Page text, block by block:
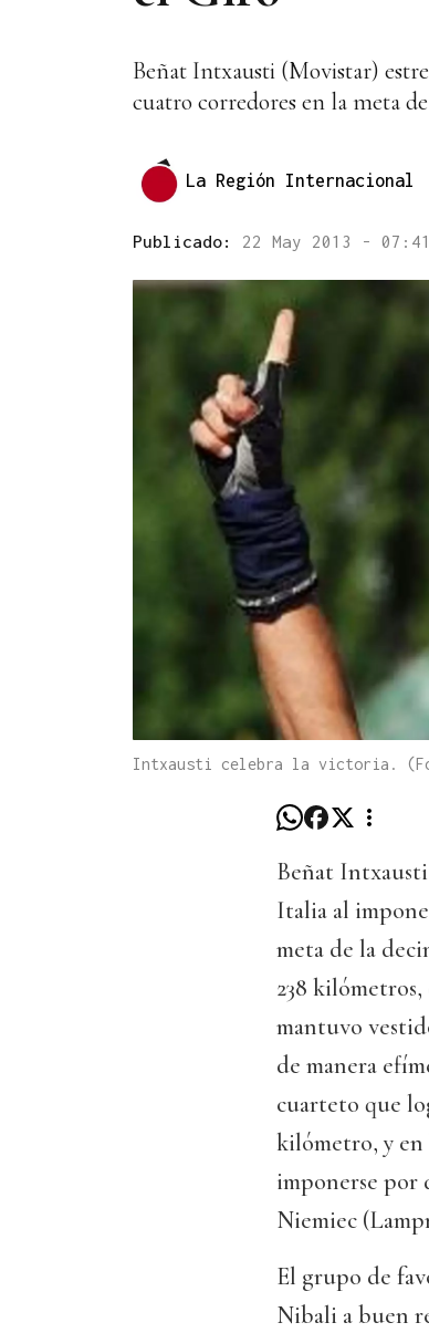
Beñat Intxausti (Movistar)
cuatro corredores en la meta
La Región Internacional
Publicado: 22 May 2013 - 07:41
Intxausti celebra la victoria. (Foto:
Beñat
Italia al
meta de la
238
mantuvo
de manera
cuarteto que
kilómetro, y en
imponerse por
Niemiec
El grupo de
Nibali a buen